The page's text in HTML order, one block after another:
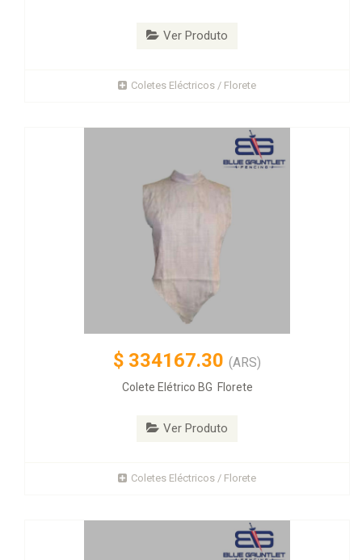
Ver Produto
Coletes Eléctricos / Florete
$ 334167.30 (ARS)
Colete Elétrico BG Florete
Ver Produto
Coletes Eléctricos / Florete